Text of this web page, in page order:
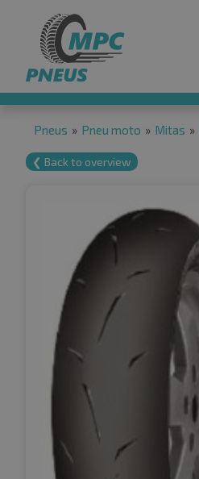
Pneus » Pneu moto » Mitas »
❮ Back to overview